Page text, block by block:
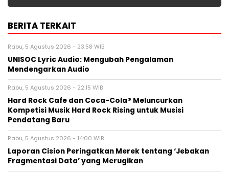
BERITA TERKAIT
Rabu, 5 Agustus 2026 - 23:58 WIB
UNISOC Lyric Audio: Mengubah Pengalaman
Mendengarkan Audio
Rabu, 5 Agustus 2026 - 22:15 WIB
Hard Rock Cafe dan Coca-Cola® Meluncurkan
Kompetisi Musik Hard Rock Rising untuk Musisi
Pendatang Baru
Rabu, 5 Agustus 2026 - 14:00 WIB
Laporan Cision Peringatkan Merek tentang ‘Jebakan
Fragmentasi Data’ yang Merugikan